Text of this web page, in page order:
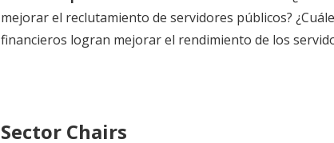
mejorar el reclutamiento de servidores públicos?
financieros logran mejorar el rendimiento de los
Sector Chairs